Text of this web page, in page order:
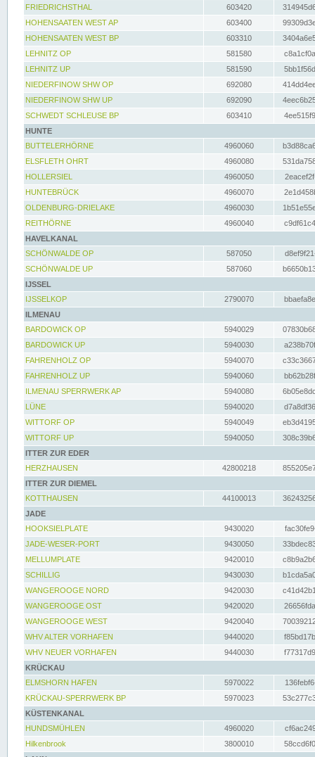
FRIEDRICHSTHAL
603420
HOHENSAATEN WEST AP
603400
HOHENSAATEN WEST BP
603310
LEHNITZ OP
581580
LEHNITZ UP
581590
NIEDERFINOW SHW OP
692080
NIEDERFINOW SHW UP
692090
SCHWEDT SCHLEUSE BP
603410
HUNTE
BUTTELERHÖRNE
4960060
ELSFLETH OHRT
4960080
HOLLERSIEL
4960050
HUNTEBRÜCK
4960070
OLDENBURG-DRIELAKE
4960030
REITHÖRNE
4960040
HAVELKANAL
SCHÖNWALDE OP
587050
SCHÖNWALDE UP
587060
IJSSEL
IJSSELKOP
2790070
ILMENAU
BARDOWICK OP
5940029
BARDOWICK UP
5940030
FAHRENHOLZ OP
5940070
FAHRENHOLZ UP
5940060
ILMENAU SPERRWERK AP
5940080
LÜNE
5940020
WITTORF OP
5940049
WITTORF UP
5940050
ITTER ZUR EDER
HERZHAUSEN
42800218
ITTER ZUR DIEMEL
KOTTHAUSEN
44100013
JADE
HOOKSIELPLATE
9430020
JADE-WESER-PORT
9430050
MELLUMPLATE
9420010
SCHILLIG
9430030
WANGEROOGE NORD
9420030
WANGEROOGE OST
9420020
WANGEROOGE WEST
9420040
WHV ALTER VORHAFEN
9440020
WHV NEUER VORHAFEN
9440030
KRÜCKAU
ELMSHORN HAFEN
5970022
KRÜCKAU-SPERRWERK BP
5970023
KÜSTENKANAL
HUNDSMÜHLEN
4960020
Hilkenbrook
3800010